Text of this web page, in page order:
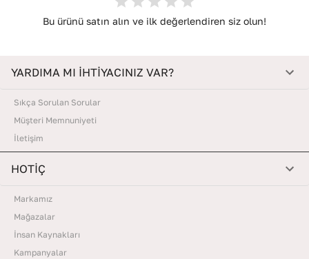
Bu ürünü satın alın ve ilk değerlendiren siz olun!
YARDIMA MI İHTİYACINIZ VAR?
Sıkça Sorulan Sorular
Müşteri Memnuniyeti
İletişim
HOTİÇ
Markamız
Mağazalar
İnsan Kaynakları
Kampanyalar